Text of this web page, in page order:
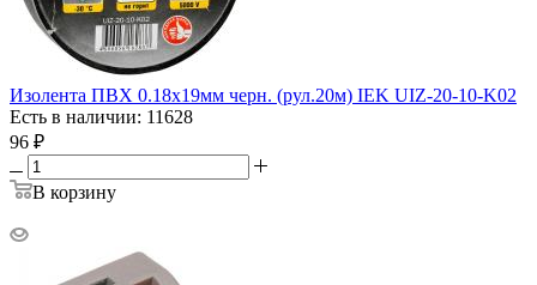
Изолента ПВХ 0.18х19мм черн. (рул.20м) IEK UIZ-20-10-K02
Есть в наличии: 11628
96 ₽
В корзину